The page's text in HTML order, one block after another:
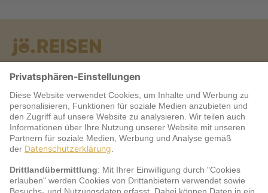
Warum jö?
Service
jö Bonus Club Partner